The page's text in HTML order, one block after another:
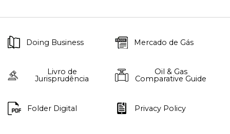
Doing Business Mercado de Gás
Livro de
Jurisprudência
Oil & Gas
Comparative Guide
Folder Digital Privacy Policy